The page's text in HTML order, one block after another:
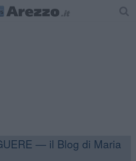
— il Blog di Maria